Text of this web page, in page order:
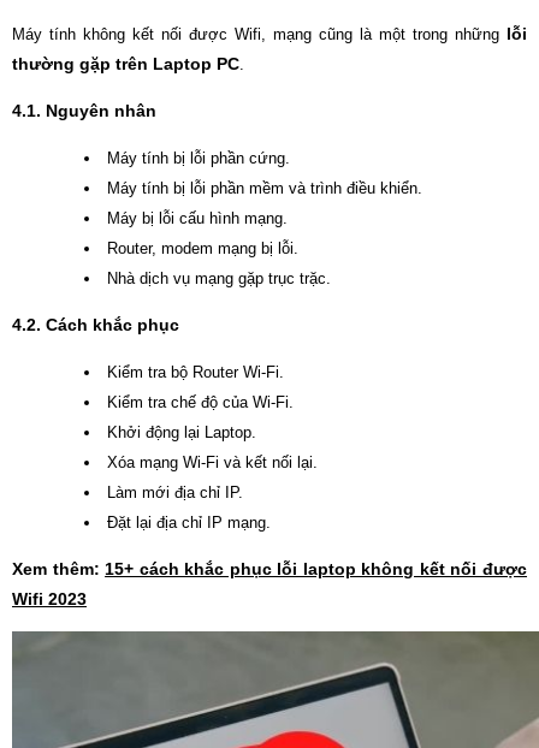
Máy tính không kết nối được Wifi, mạng cũng là một trong những lỗi
thường gặp trên Laptop PC.
4.1. Nguyên nhân
Máy tính bị lỗi phần cứng.
Máy tính bị lỗi phần mềm và trình điều khiển.
Máy bị lỗi cấu hình mạng.
Router, modem mạng bị lỗi.
Nhà dịch vụ mạng gặp trục trặc.
4.2. Cách khắc phục
Kiểm tra bộ Router Wi-Fi.
Kiểm tra chế độ của Wi-Fi.
Khởi động lại Laptop.
Xóa mạng Wi-Fi và kết nối lại.
Làm mới địa chỉ IP.
Đặt lại địa chỉ IP mạng.
Xem thêm:15+ cách khắc phục lỗi laptop không kết nối được
Wifi 2023